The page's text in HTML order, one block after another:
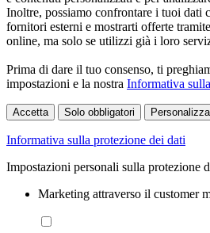
Inoltre, possiamo confrontare i tuoi dati
fornitori esterni e mostrarti offerte
online, ma solo se utilizzi già i loro
Prima di dare il tuo consenso, ti
impostazioni e la nostra Informativa
Accetta Solo obbligatori
Informativa sulla protezione dei dati
Impostazioni personali sulla protezione
Marketing attraverso il customer